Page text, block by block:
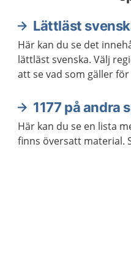
Lättläst
Här kan du se det
lättläst svenska. Välj
att se vad som gäller för
1177 på andra
Här kan du se en lista
finns översatt material.